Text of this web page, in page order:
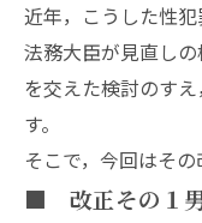
近年，こうした性犯
法務大臣が見直し
を交えた検討のす
す。
そこで，今回はその
■ 改正その１――